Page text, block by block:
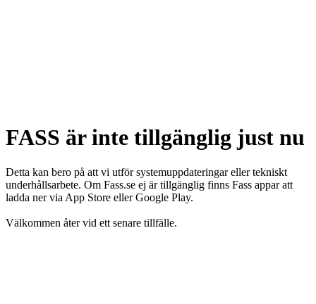
FASS är inte tillgänglig just nu
Detta kan bero på att vi utför systemuppdateringar eller tekniskt
underhållsarbete. Om Fass.se ej är tillgänglig finns Fass appar att
ladda ner via App Store eller Google Play.
Välkommen åter vid ett senare tillfälle.